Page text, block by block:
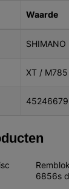
Waarde
SHIMANO
XT / M785
6856s